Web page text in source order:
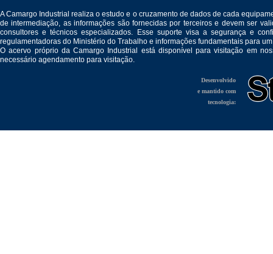
A Camargo Industrial realiza o estudo e o cruzamento de dados de cada
de intermediação, as informações são fornecidas por terceiros e devem ser
consultores e técnicos especializados. Esse suporte visa a segurança e
regulamentadoras do Ministério do Trabalho e informações fundamentais para
O acervo próprio da Camargo Industrial está disponível para visitação em
necessário agendamento para visitação.
Desenvolvido
e mantido com
tecnologia: